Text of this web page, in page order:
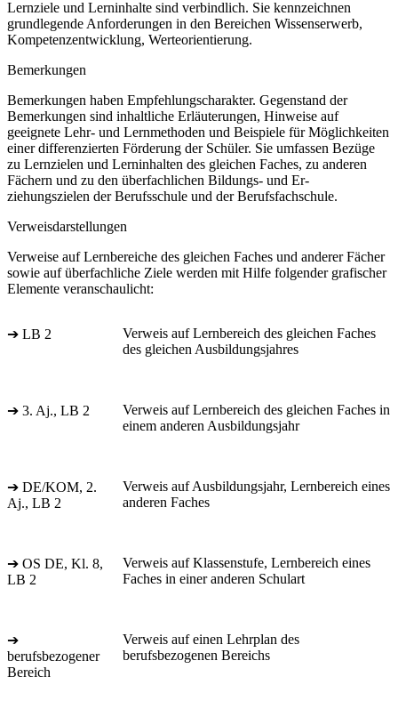
Lernziele und Lerninhalte sind verbindlich. Sie kennzeichnen
grundlegende Anforderungen in den Bereichen Wissenserwerb,
Kompetenzentwicklung, Werteorientierung.
Bemerkungen
Bemerkungen haben Empfehlungscharakter. Gegenstand der
Bemerkungen sind inhaltliche Erläuterungen, Hinweise auf
geeignete Lehr- und Lernmethoden und Beispiele für Möglichkeiten
einer differenzierten Förderung der Schüler. Sie umfassen Bezüge
zu Lernzielen und Lerninhalten des gleichen Faches, zu anderen
Fächern und zu den überfachlichen Bildungs- und Er-
ziehungszielen der Berufsschule und der Berufsfachschule.
Verweisdarstellungen
Verweise auf Lernbereiche des gleichen Faches und anderer Fächer
sowie auf überfachliche Ziele werden mit Hilfe folgender grafischer
Elemente veranschaulicht:
➔ LB 2
Verweis auf Lernbereich des gleichen Faches
des gleichen Ausbildungsjahres
➔ 3. Aj., LB 2
Verweis auf Lernbereich des gleichen Faches in
einem anderen Ausbildungsjahr
➔ DE/KOM, 2.
Aj., LB 2
Verweis auf Ausbildungsjahr, Lernbereich eines
anderen Faches
➔ OS DE, Kl. 8,
LB 2
Verweis auf Klassenstufe, Lernbereich eines
Faches in einer anderen Schulart
➔
berufsbezogener
Bereich
Verweis auf einen Lehrplan des
berufsbezogenen Bereichs